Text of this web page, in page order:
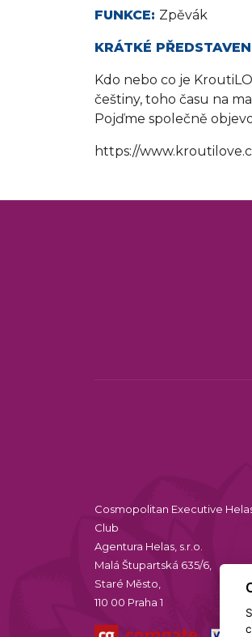
FUNKCE: Zpěvák
KRÁTKÉ
Kdo nebo co je
češtiny, toho času na
Pojďme společně
https://
Cosmopolitan Executive
Club
Agentura Helas, s.r.o.
Malá Štupartská 635/6,
Staré Město,
110 00 Praha 1